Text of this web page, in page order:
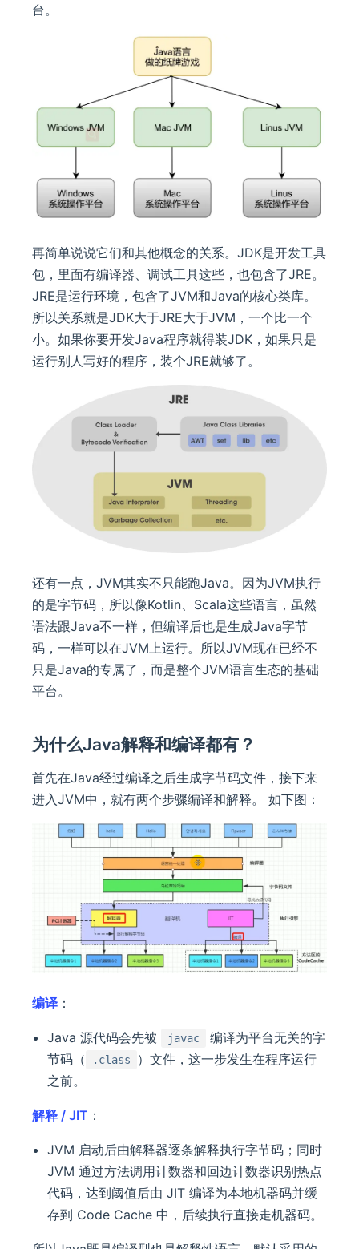
台。
再简单说说它们和其他概念的关系。JDK是开发工具
包，里面有编译器、调试工具这些，也包含了JRE。
JRE是运行环境，包含了JVM和Java的核心类库。
所以关系就是JDK大于JRE大于JVM，一个比一个
小。如果你要开发Java程序就得装JDK，如果只是
运行别人写好的程序，装个JRE就够了。
还有一点，JVM其实不只能跑Java。因为JVM执行
的是字节码，所以像Kotlin、Scala这些语言，虽然
语法跟Java不一样，但编译后也是生成Java字节
码，一样可以在JVM上运行。所以JVM现在已经不
只是Java的专属了，而是整个JVM语言生态的基础
平台。
为什么Java解释和编译都有？
首先在Java经过编译之后生成字节码文件，接下来
进入JVM中，就有两个步骤编译和解释。 如下图：
编译 ：
Java 源代码会先被 javac
编译为平台无关的字
节码（
.class
）文件，这一步发生在程序运行
之前。
解释 / JIT ：
JVM 启动后由解释器逐条解释执行字节码；同时
JVM 通过方法调用计数器和回边计数器识别热点
代码，达到阈值后由 JIT 编译为本地机器码并缓
存到 Code Cache 中，后续执行直接走机器码。